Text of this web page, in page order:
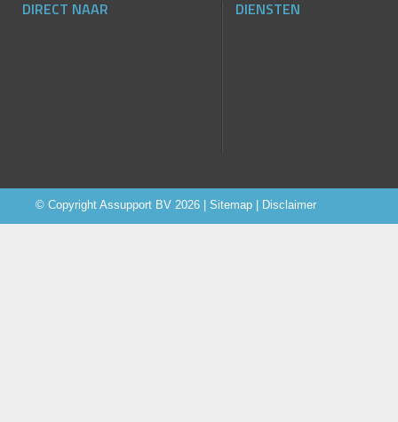
DIRECT NAAR DIENSTEN
© Copyright Assupport BV 2026 | Sitemap Disclaimer